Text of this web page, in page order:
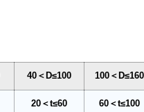
40＜D≤100 100＜D≤160
20＜t≤60 60＜t≤100